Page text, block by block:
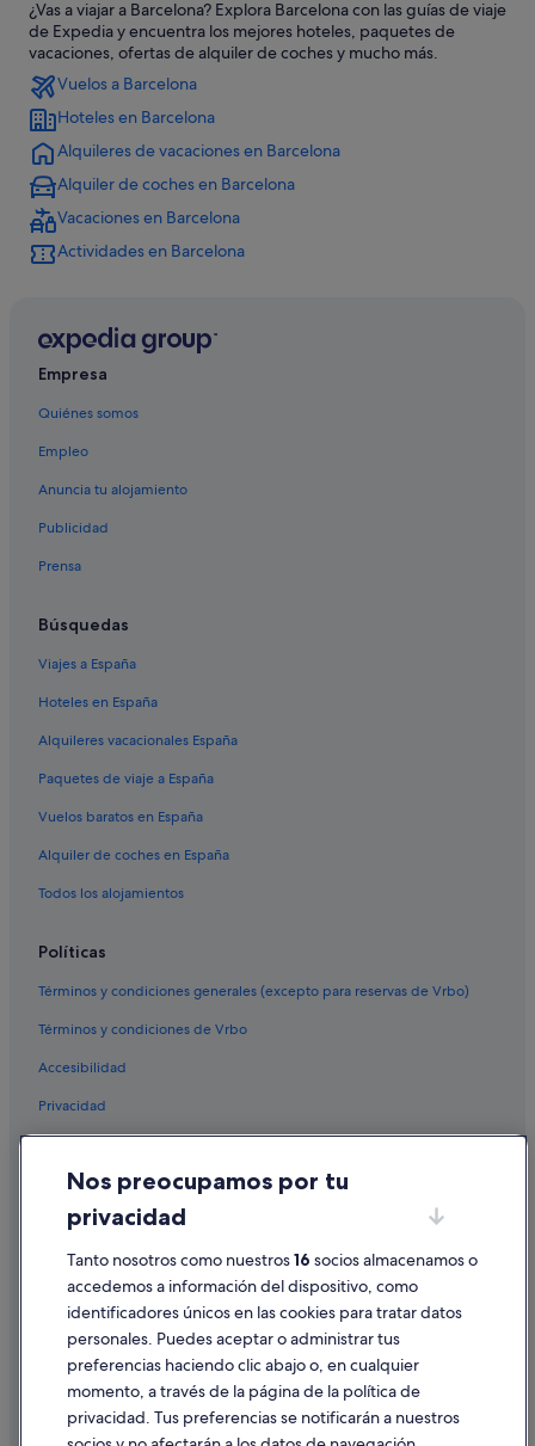
Condominios en Barcelona
Hoteles con casino en Barcelona
Sorell Hotels en Barcelona
Casas rurales en Barcelona
Hoteles de 5 estrellas en Barcelona
Derby Hotels en Barcelona
Gargallo Hotels en Centro de Barcelona
Playa Senator hoteles en Barcelona
Exe Hotels en Barcelona
Hoteles boutique en Centro de Barcelona
H10 Hoteles en Barcelona
Hoteles de esquí en Barcelona
Nh Hotels en Barcelona
Zenit hoteles en Barcelona
Hoteles románticos en Barcelona
Hoteles con bodega en Cataluña
Hoteles de golf en Barcelona
Hoteles que aceptan mascotas en Barcelona
Hoteles románticos en El Raval
Moxy hoteles en Barcelona
Hoteles con bodega en Barcelona
Axel Hotels en Barcelona
Hoteles con todo incluido en Cataluña
Campings de caravanas en Barcelona
Hoteles de 3 estrellas en Barcelona
¿Vas a viajar a Barcelona? Explora Barcelona con las guías de viaje
de Expedia y encuentra los mejores hoteles, paquetes de
vacaciones, ofertas de alquiler de coches y mucho más.
Vuelos a Barcelona
Hoteles en Barcelona
Alquileres de vacaciones en Barcelona
Alquiler de coches en Barcelona
Vacaciones en Barcelona
Actividades en Barcelona
Empresa
Quiénes somos
Empleo
Anuncia tu alojamiento
Publicidad
Prensa
Búsquedas
Viajes a España
Hoteles en España
Alquileres vacacionales España
Paquetes de viaje a España
Vuelos baratos en España
Alquiler de coches en España
Todos los alojamientos
Políticas
Términos y condiciones generales (excepto para reservas de Vrbo)
Términos y condiciones de Vrbo
Accesibilidad
Privacidad
Condiciones de uso
Información legal/contacto
Pautas sobre el contenido y cómo denunciar contenido
Ayuda
Cancelar un vuelo
Cancelar una reserva de hotel o de un alquiler vacacional
Nos preocupamos por tu
privacidad
Tanto nosotros como nuestros16 socios almacenamos o
accedemos a información del dispositivo, como
identificadores únicos en las cookies para tratar datos
personales. Puedes aceptar o administrar tus
preferencias haciendo clic abajo o, en cualquier
momento, a través de la página de la política de
privacidad. Tus preferencias se notificarán a nuestros